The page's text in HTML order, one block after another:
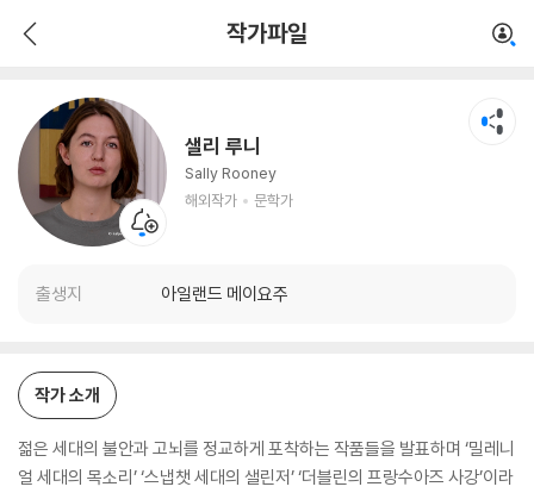
작가파일
샐리 루니
Sally Rooney
해외작가
문학가
출생지 아일랜드 메이요주
작가 소개
젊은 세대의 불안과 고뇌를 정교하게 포착하는 작품들을 발표하며 ‘밀레니
얼 세대의 목소리’ ‘스냅챗 세대의 샐린저’ ‘더블린의 프랑수아즈 사강’이라